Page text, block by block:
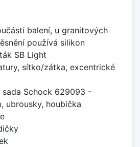
balení, u granitových
používá silikon
SB Light
sítko/zátka, excentrické
Schock 629093 -
ubrousky, houbička